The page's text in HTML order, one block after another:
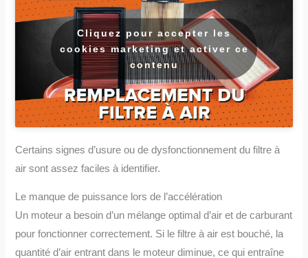
Cliquez pour accepter les
cookies marketing et activer ce
contenu
Certains signes d’usure ou de dysfonctionnement du filtre à
air sont assez faciles à identifier.
Le manque de puissance lors de l’accélération
Un moteur a besoin d’un mélange optimal d’air et de carburant
pour fonctionner correctement. Si le filtre à air est bouché, la
quantité d’air entrant dans le moteur diminue, ce qui entraîne